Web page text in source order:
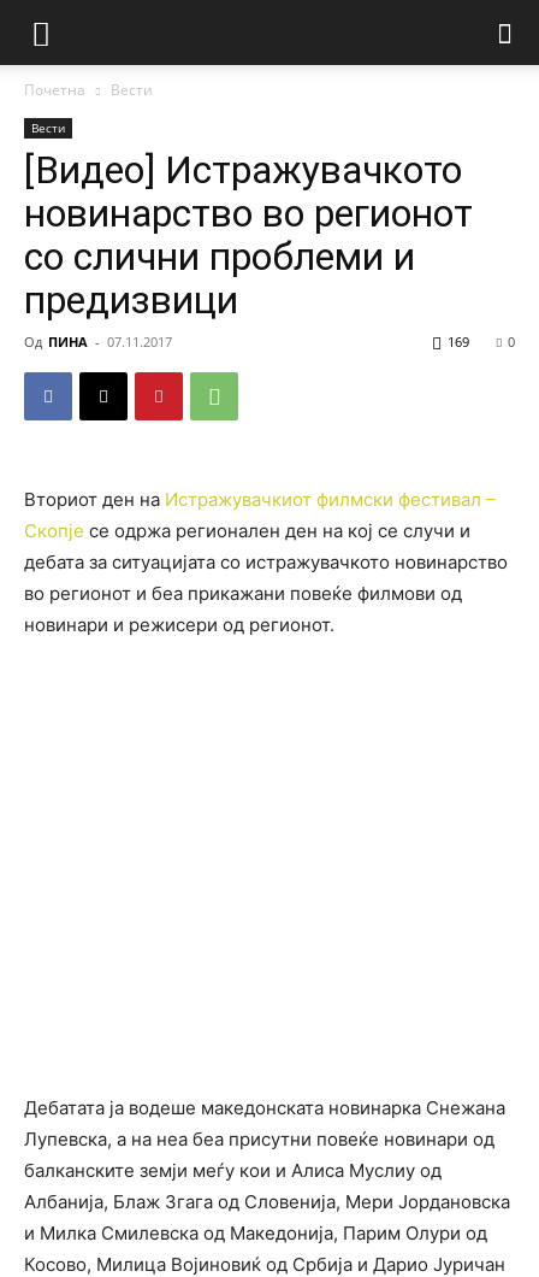
Почетна Вести
Вести
[Видео] Истражувачкото
новинарство во регионот
со слични проблеми и
предизвици
Од ПИНА - 07.11.2017 0
169
Вториот ден на Истражувачкиот филмски фестивал –
Скопје се одржа регионален ден на кој се случи и
дебата за ситуацијата со истражувачкото новинарство
во регионот и беа прикажани повеќе филмови од
новинари и режисери од регионот.
Дебатата ја водеше македонската новинарка Снежана
Лупевска, а на неа беа присутни повеќе новинари од
балканските земји меѓу кои и Алиса Муслиу од
Албанија, Блаж Згага од Словенија, Мери Јордановска
и Милка Смилевска од Македонија, Парим Олури од
Косово, Милица Војиновиќ од Србија и Дарио Јуричан